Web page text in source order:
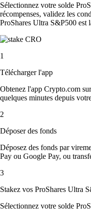
Sélectionnez votre solde
récompenses, validez les
ProShares Ultra S&P500 est
1
Télécharger l'app
Obtenez l'app Crypto.com
quelques minutes depuis
2
Déposer des fonds
Déposez des fonds par
Pay ou Google Pay, ou
3
Stakez vos ProShares Ultra
Sélectionnez votre solde